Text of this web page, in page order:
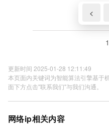
<
更新时间 2025-01-28 12:11:49
本页面内关键词为智能算法引擎基于
面下方点击"联系我们"与我们沟通。
网络ip相关内容